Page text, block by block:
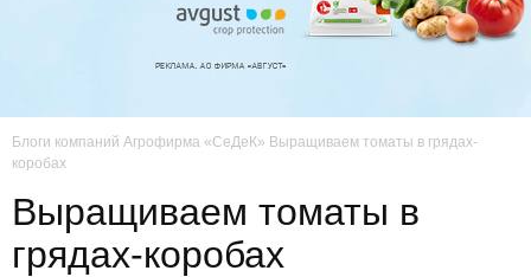
Блоги компаний Агрофирма «СеДеК» Выращиваем томаты в грядах-
коробах
Выращиваем томаты в
грядах-коробах